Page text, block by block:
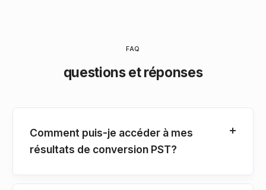
FAQ
questions et réponses
Comment puis-je accéder à mes
résultats de conversion PST?